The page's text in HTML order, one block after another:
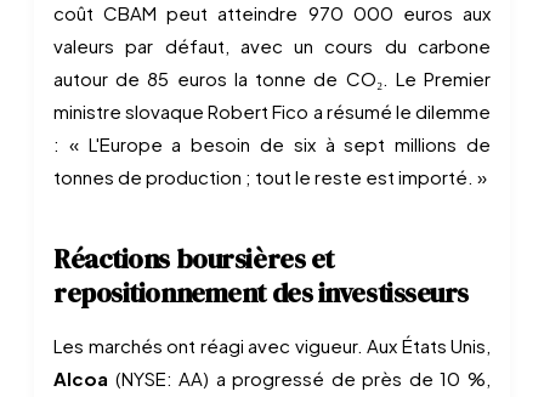
coût CBAM peut atteindre 970 000 euros aux
valeurs par défaut, avec un cours du carbone
autour de 85 euros la tonne de CO₂. Le Premier
ministre slovaque Robert Fico a résumé le dilemme
: « L'Europe a besoin de six à sept millions de
tonnes de production ; tout le reste est importé. »
Réactions boursières et
repositionnement des investisseurs
Les marchés ont réagi avec vigueur. Aux États Unis,
Alcoa (NYSE: AA) a progressé de près de 10 %,